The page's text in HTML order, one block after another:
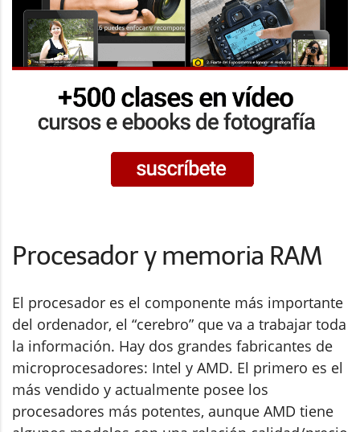
Procesador y memoria RAM
El procesador es el componente más importante
del ordenador, el “cerebro” que va a trabajar toda
la información. Hay dos grandes fabricantes de
microprocesadores: Intel y AMD. El primero es el
más vendido y actualmente posee los
procesadores más potentes, aunque AMD tiene